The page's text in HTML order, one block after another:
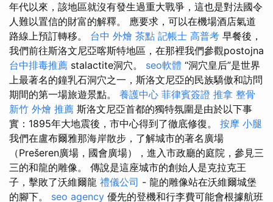
年代以來，該地區就沒有發生過重大戰爭，這也是對法國令
人難以置信的財富的解釋。 應要求，可以在機場酒店氣道
路線上預訂轉移。 台中 外燴 茶點 記帳士 高普考 早餐後，
我們前往斯洛文尼亞喀斯特地區，在那裡我們參觀postojna
台中排毒推薦 stalactite洞穴。 seo軟體 “洞穴皇后”是世界
上最著名的鐘乳石洞穴之一，斯洛文尼亞的民族驕傲和訪問
期間的第一場旅遊景點。 養護中心 菲律賓簽證 推拿 整骨
新竹 外燴 推薦 斯洛文尼亞首都的獨特氛圍是由於以下事
實：1895年大地震後，市中心得到了徹底修復。 按摩 小腿
我們在盧布爾雅那海岸散步，了解城市的著名廣場
（Prešeren廣場，國會廣場），進入市政廳的庭院，參見三
三的和龍的雕像。 傳說是這座城市的創始人是克拉克王
子，擊敗了沃維爾龍 禮儀公司 - 龍的雕像站在沃維爾城堡
的腳下。 seo agency 優先的登機和行李費可能會根據航班